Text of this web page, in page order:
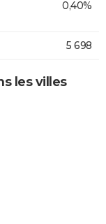
0,40%
5 698
les villes